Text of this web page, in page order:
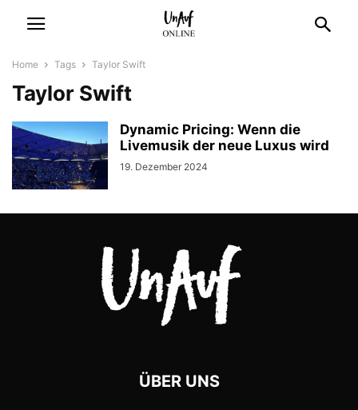
Home Tags Taylor Swift
Taylor Swift
Dynamic Pricing: Wenn die
Livemusik der neue Luxus wird
19. Dezember 2024
ÜBER UNS